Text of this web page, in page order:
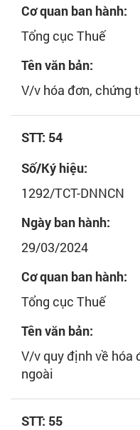
Cơ quan ban hành:
Tổng cục Thuế
Tên văn bản:
V/v hóa đơn, chứng
STT: 54
Số/Ký hiệu:
1292/TCT-DNNCN
Ngày ban hành:
29/03/2024
Cơ quan ban hành:
Tổng cục Thuế
Tên văn bản:
V/v quy định về hóa
ngoài
STT: 55